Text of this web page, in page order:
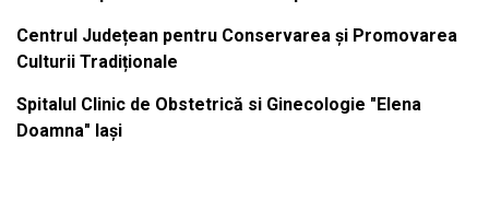
Centrul Județean pentru Conservarea și Promovarea
Culturii Tradiționale
Spitalul Clinic de Obstetrică si Ginecologie "Elena
Doamna" Iași